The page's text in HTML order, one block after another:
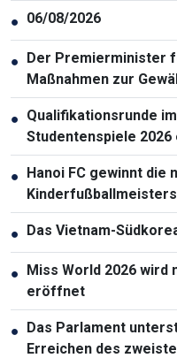
● 06/08/2026
● Der Premierminister
Maßnahmen zur
● Qualifikationsrunde
Studentenspiele
● Hanoi FC gewinnt die
● Das Vietnam-
● Miss World 2026 wird
eröffnet
● Das Parlament
Erreichen des